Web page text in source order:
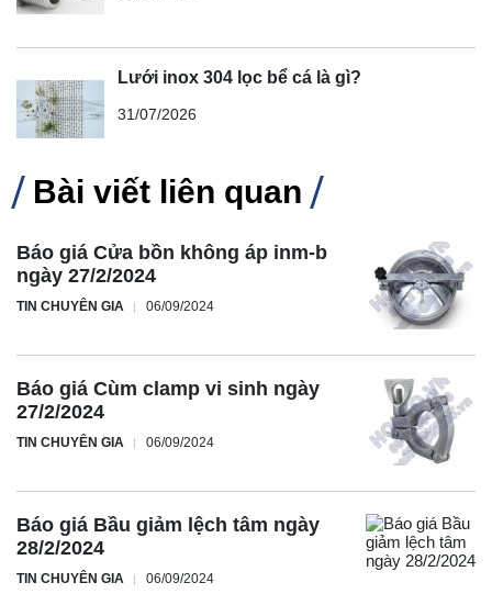
Lưới inox 304 lọc bể cá là gì?
31/07/2026
Bài viết liên quan
Báo giá Cửa bồn không áp inm-b
ngày 27/2/2024
TIN CHUYÊN GIA 06/09/2024
Báo giá Cùm clamp vi sinh ngày
27/2/2024
TIN CHUYÊN GIA 06/09/2024
Báo giá Bầu giảm lệch tâm ngày
28/2/2024
TIN CHUYÊN GIA 06/09/2024